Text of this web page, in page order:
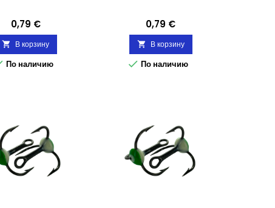
Цена
0,79 €
 В корзину
По наличию
Цена
0,79 €
 В корзину
 По наличию